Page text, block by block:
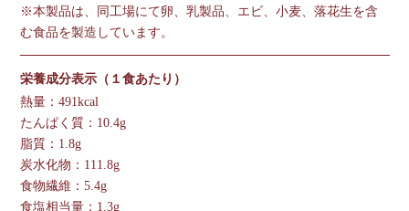
※本製品は、同工場にて卵、乳製品、エビ、小麦、落花生を含
む食品を製造しています。
栄養成分表示（１食あたり）
熱量：491kcal
たんぱく質：10.4g
脂質：1.8g
炭水化物：111.8g
食物繊維：5.4g
食塩相当量：1.3g